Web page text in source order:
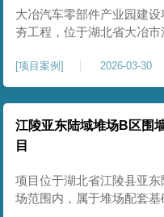
弱。新能源产业园厂房及配
对
大冶汽车零部件产业园建设
夯工程，位于湖北省大冶市
业厂房、生产车间及配套
建设的前置基础性地基处
项目场地为园区新建工业建
地，原始场地土层松散、
性较差、土体固结度不足，
基承载力偏低。汽车零部件
房对地基平整度、整体刚度
控
[项目案例] 2026-03-30
江陵亚东陆域堆场B区围
目
项目位于湖北省江陵县亚东
场范围内，属于堆场配套基